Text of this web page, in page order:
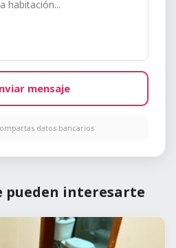
mensaje
datos bancarios
pueden interesarte